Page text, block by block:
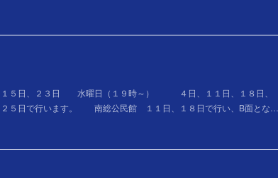
日、２３日 水曜日（１９時～） ４日、１１日、１８日、
５日で行います。 南総公民館 １１日、１８日で行い、B面とな…